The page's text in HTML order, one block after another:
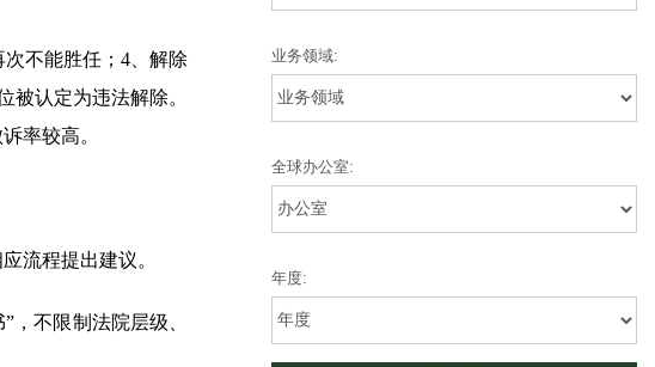
不能胜任；4、解除
认定为违法解除。
率较高。
流程提出建议。
，不限制法院层级、
业务领域:
全球办公室:
年度: